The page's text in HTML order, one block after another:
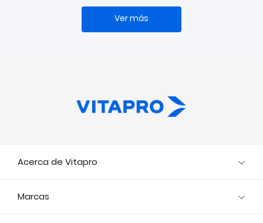
Ver más
Acerca de Vitapro
Marcas